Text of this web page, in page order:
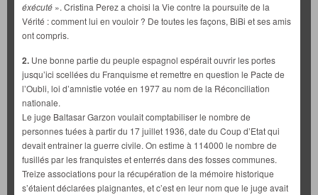
éxécuté ». Cristina Perez a choisi la Vie contre la poursuite de la
Vérité : comment lui en vouloir ? De toutes les façons, BiBi et ses amis
ont compris.
2. Une bonne partie du peuple espagnol espérait ouvrir les portes
jusqu’ici scellées du Franquisme et remettre en question le Pacte de
l’Oubli, loi d’amnistie votée en 1977 au nom de la Réconciliation
nationale.
Le juge Baltasar Garzon voulait comptabiliser le nombre de
personnes tuées à partir du 17 juillet 1936, date du Coup d’Etat qui
devait entrainer la guerre civile. On estime à 114000 le nombre de
fusillés par les franquistes et enterrés dans des fosses communes.
Treize associations pour la récupération de la mémoire historique
s’étaient déclarées plaignantes, et c’est en leur nom que le juge avait